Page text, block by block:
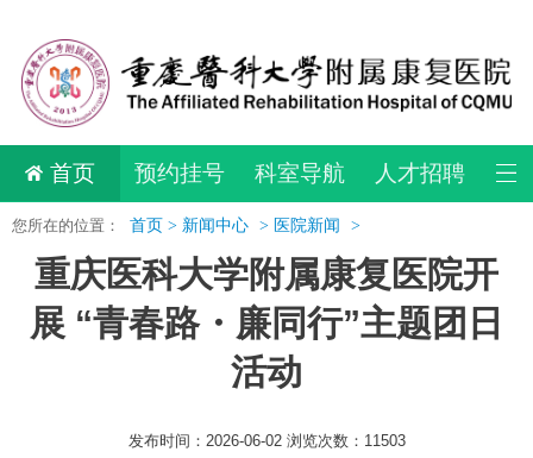
首页 预约挂号 科室导航 人才招聘
您所在的位置： 首页 > 新闻中心 > 医院新闻 >
重庆医科大学附属康复医院开
展 “青春路・廉同行”主题团日
活动
发布时间：2026-06-02 浏览次数：11503